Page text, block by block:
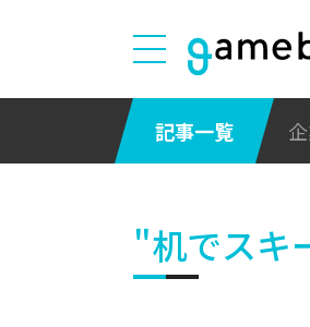
記事一覧
"机でスキ